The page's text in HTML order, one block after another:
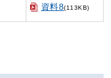
資料8(113KB)